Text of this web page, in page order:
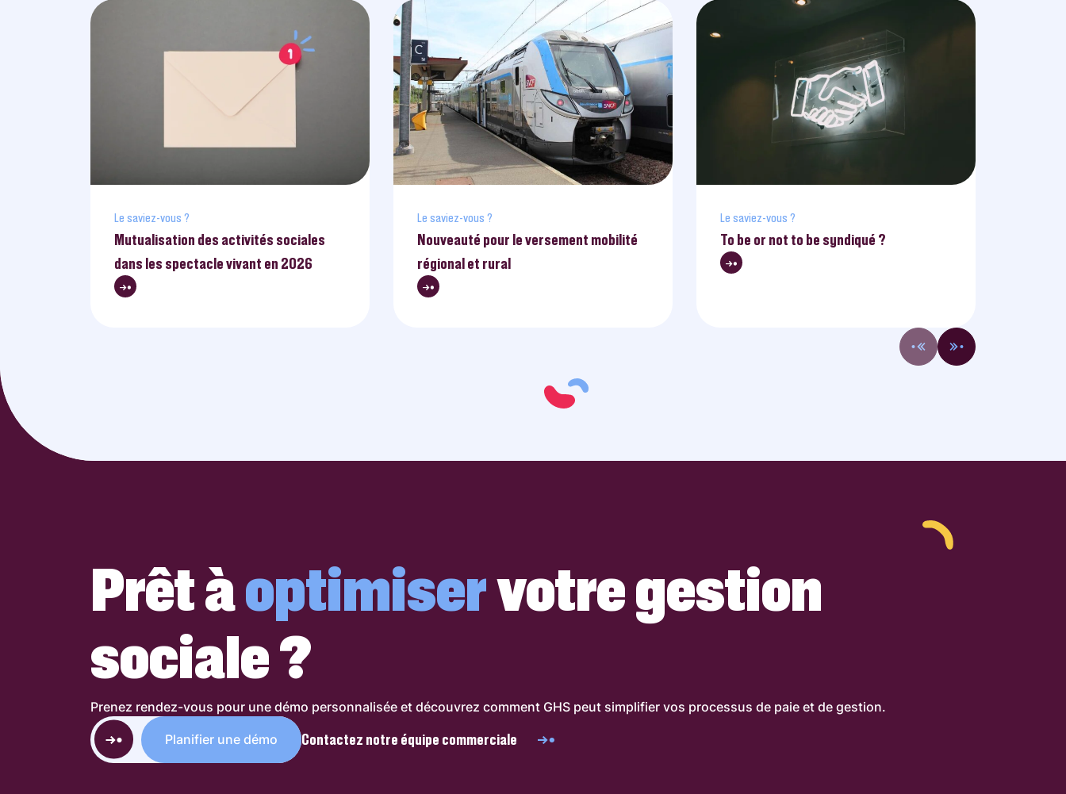
Le saviez-vous ?
Mutualisation des activités sociales
dans les spectacle vivant en 2026
Le saviez-vous ?
Nouveauté pour le versement mobilité
régional et rural
Le saviez-vous ?
To be or not to be syndiqué ?
Prêt àoptimiservotre gestion
sociale ?
Prenez rendez-vous pour une démo personnalisée et découvrez comment GHS peut simplifier vos processus de paie et de gestion.
Planifier une démo Contactez notre équipe commerciale